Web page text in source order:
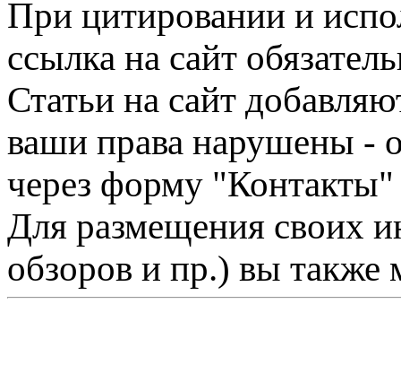
При цитировании и
ссылка на сайт
Статьи на сайт
ваши права нарушены -
через форму "Контакты"
Для размещения своих
обзоров и пр.) вы также